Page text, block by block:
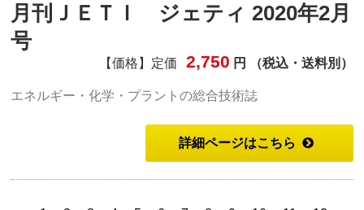
月刊ＪＥＴＩ ジェティ 2020年2月
号
【価格】定価 2,750 円 （税込・送料別）
エネルギー・化学・プラントの総合技術誌
詳細ページはこちら